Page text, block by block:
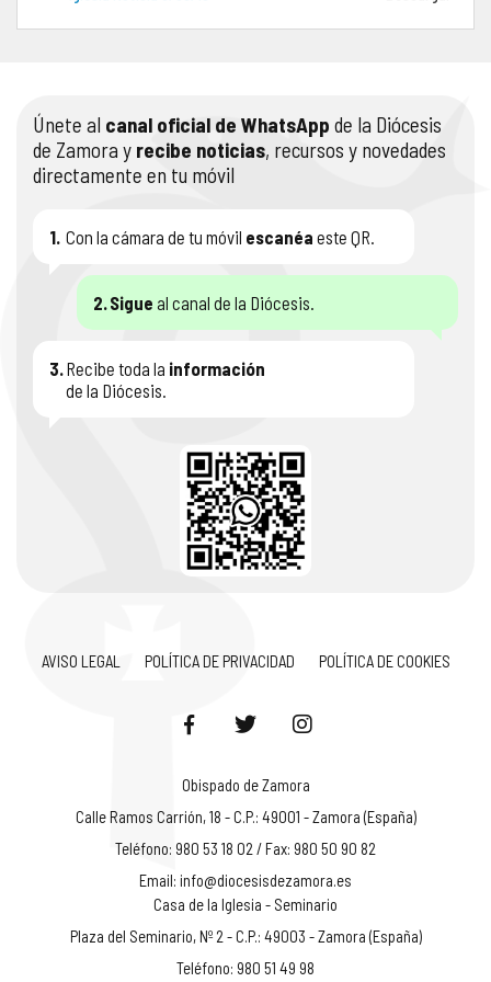
Únete al canal oficial de WhatsApp de la Diócesis
de Zamora y recibe noticias, recursos y novedades
directamente en tu móvil
1. Con la cámara de tu móvil escanéa este QR.
2.Sigue al canal de la Diócesis.
3.Recibe toda la información
de la Diócesis.
AVISO LEGAL POLÍTICA DE PRIVACIDAD POLÍTICA DE COOKIES
Obispado de Zamora
Calle Ramos Carrión, 18 - C.P.: 49001 - Zamora (España)
Teléfono: 980 53 18 02 / Fax: 980 50 90 82
Email: info@diocesisdezamora.es
Casa de la Iglesia - Seminario
Plaza del Seminario, Nº 2 - C.P.: 49003 - Zamora (España)
Teléfono: 980 51 49 98
PORTAL DE TRANSPARENCIA
APOSTOLADO SEGLAR
AUDIOS